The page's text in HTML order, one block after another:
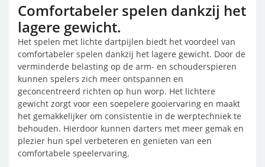
Comfortabeler spelen dankzij het
lagere gewicht.
Het spelen met lichte dartpijlen biedt het voordeel van
comfortabeler spelen dankzij het lagere gewicht. Door de
verminderde belasting op de arm- en schouderspieren
kunnen spelers zich meer ontspannen en
geconcentreerd richten op hun worp. Het lichtere
gewicht zorgt voor een soepelere gooiervaring en maakt
het gemakkelijker om consistentie in de werptechniek te
behouden. Hierdoor kunnen darters met meer gemak en
plezier hun spel verbeteren en genieten van een
comfortabele speelervaring.